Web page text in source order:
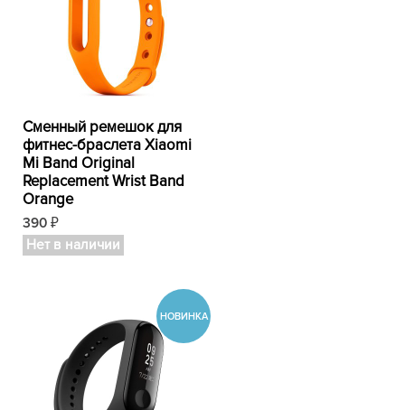
Сменный ремешок для
фитнес-браслета Xiaomi
Mi Band Original
Replacement Wrist Band
Orange
390 ₽
Нет в наличии